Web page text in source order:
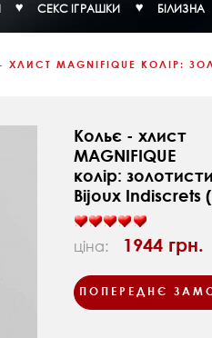
СЕКС ІГРАШКИ БІЛИЗНА
ХЛИСТ MAGNIFIQUE КОЛІР:
Кольє - хлист
MAGNIFIQUE
колір:
Bijoux Indiscrets
ціна: 1944 грн.
ПОПЕРЕДНЄ